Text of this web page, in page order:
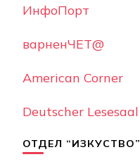
ИнфоПорт
варненЧЕТ@
American Corner
Deutscher Lesesaal
ОТДЕЛ “ИЗКУСТВО”